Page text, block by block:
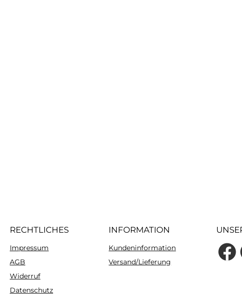
RECHTLICHES
Impressum
AGB
Widerruf
Datenschutz
INFORMATION
Kundeninformation
Versand/Lieferung